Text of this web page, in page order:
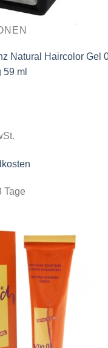
Natural Haircolor Gel
59 ml
Tage